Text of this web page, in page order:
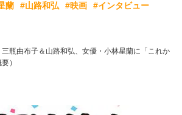
蘭 #山路和弘 #映画
#インタビュー
瓶由布子＆山路和弘、女優・小林星蘭に「これか
）